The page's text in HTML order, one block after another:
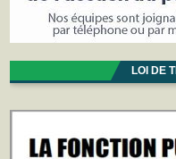
LOI DE